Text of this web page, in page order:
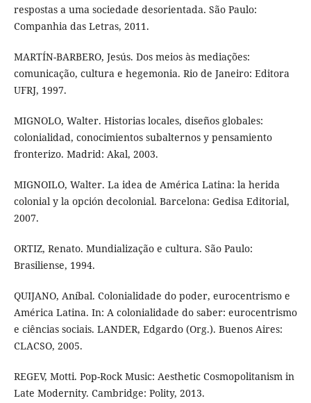
respostas a uma sociedade desorientada. São Paulo:
Companhia das Letras, 2011.
MARTÍN-BARBERO, Jesús. Dos meios às mediações:
comunicação, cultura e hegemonia. Rio de Janeiro: Editora
UFRJ, 1997.
MIGNOLO, Walter. Historias locales, diseños globales:
colonialidad, conocimientos subalternos y pensamiento
fronterizo. Madrid: Akal, 2003.
MIGNOILO, Walter. La idea de América Latina: la herida
colonial y la opción decolonial. Barcelona: Gedisa Editorial,
2007.
ORTIZ, Renato. Mundialização e cultura. São Paulo:
Brasiliense, 1994.
QUIJANO, Aníbal. Colonialidade do poder, eurocentrismo e
América Latina. In: A colonialidade do saber: eurocentrismo
e ciências sociais. LANDER, Edgardo (Org.). Buenos Aires:
CLACSO, 2005.
REGEV, Motti. Pop-Rock Music: Aesthetic Cosmopolitanism in
Late Modernity. Cambridge: Polity, 2013.